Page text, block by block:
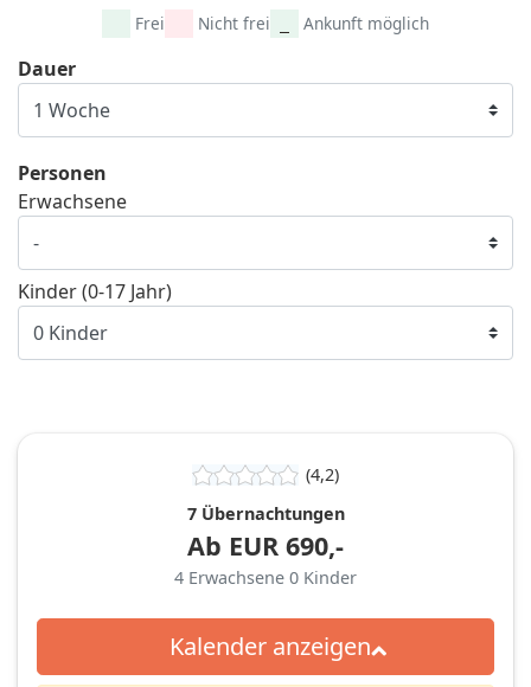
Frei Nicht frei Ankunft möglich
Dauer
Personen
Erwachsene
Kinder (0-17 Jahr)
(4,2)
7 Übernachtungen
Ab EUR 690,-
4 Erwachsene 0 Kinder
Kalender anzeigen